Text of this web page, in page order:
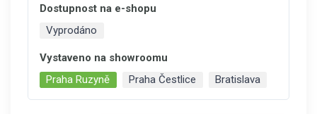
Dostupnost na e-shopu
Vyprodáno
Vystaveno na showroomu
Praha Ruzyně
Praha Čestlice Bratislava